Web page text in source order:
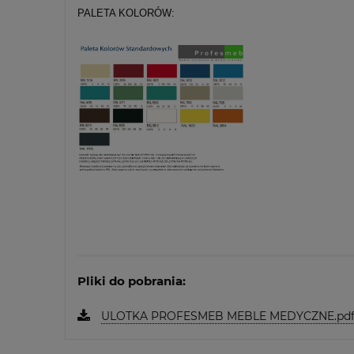
PALETA KOLORÓW:
Pliki do pobrania:
ULOTKA PROFESMEB MEBLE MEDYCZNE.pdf